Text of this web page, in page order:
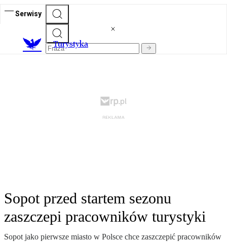
Serwisy
Turystyka
Sopot przed startem sezonu
zaszczepi pracowników turystyki
Sopot jako pierwsze miasto w Polsce chce zaszczepić pracowników